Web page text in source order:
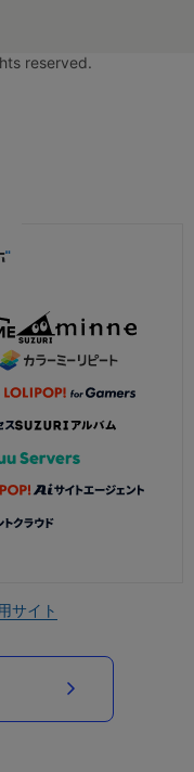
reserved.
サイト